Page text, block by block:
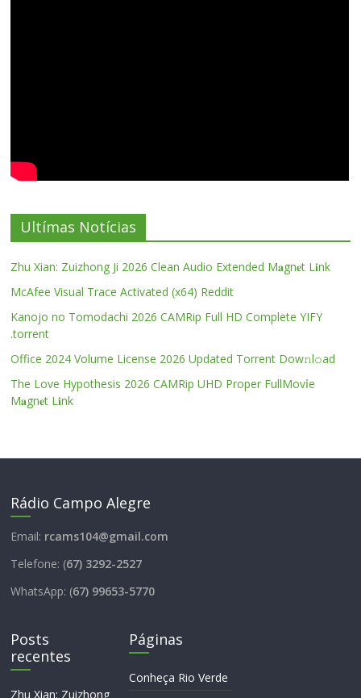
Ultímas Notícias
Zhu Xian: Zuizhong Ji 2026 Clean Audio Extended M𝐚gn𝐞t L𝐢nk
McAfee Visual Trace Activated (x64) Reddit
Kanojo no Tomodachi 2026 CAMRip Full HD Complete YIFY
.torrent
Office 2024 Volume License 2026 Updated Torrent Dow𝚗l𝚘аd
The Love Hypothesis 2026 CAMRip UHD Proper FullMov𝗂e
M𝐚gn𝐞t L𝐢nk
Rádio Campo Alegre
Email: rcams104@gmail.com
Telefone: (67) 3292-2527
WhatsApp: (67) 99653-5770
Posts
recentes
Zhu Xian: Zuizhong
Páginas
Conheça Rio Verde